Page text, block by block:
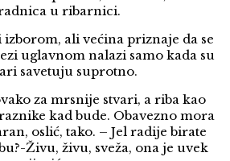
u ribarnici.
ali većina priznaje da se
uglavnom nalazi samo kada su
savetuju suprotno.
za mrsnije stvari, a riba kao
kad bude. Obavezno mora
oslić, tako. – Jel radije birate
Živu, živu, sveža, ona je uvek